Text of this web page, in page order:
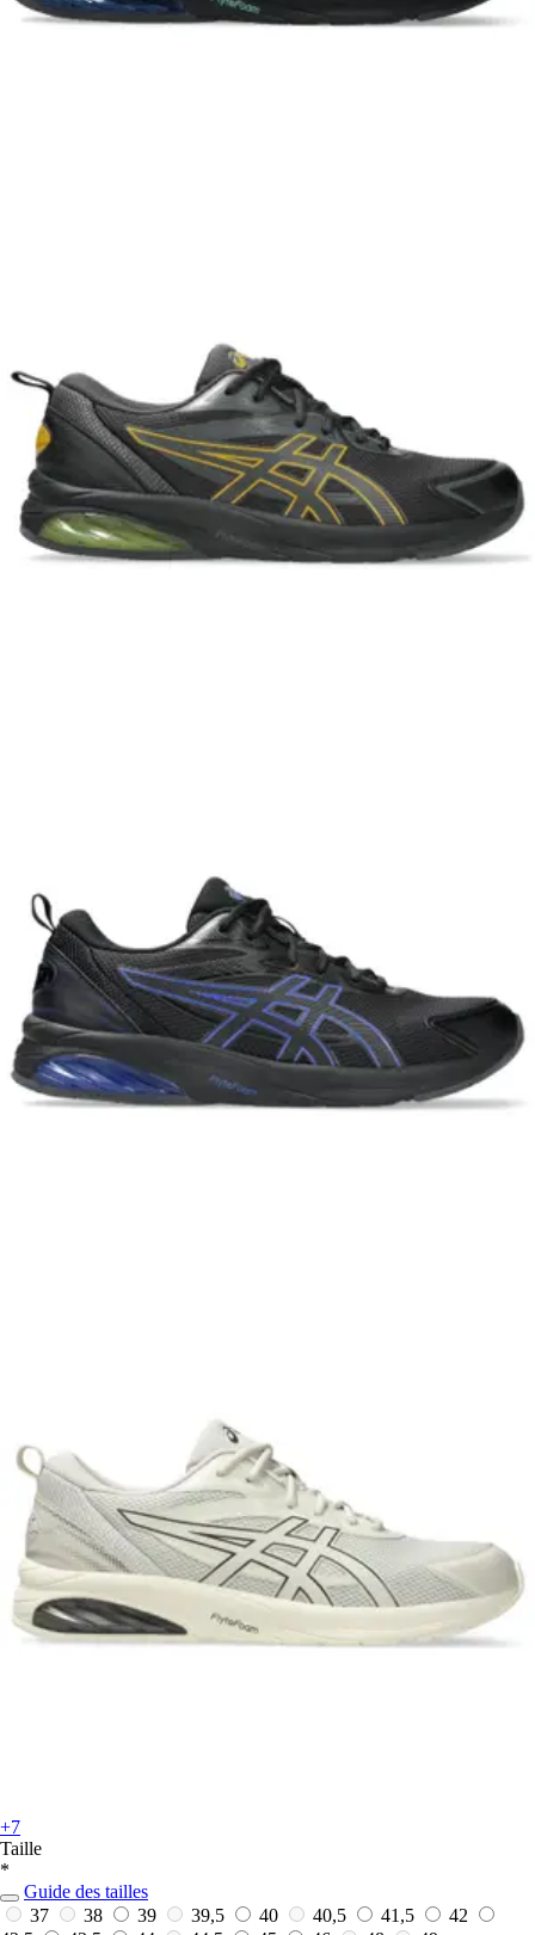
+7
Taille
*
Guide des tailles
37
38 39 39,5 40 40,5 41,5
42